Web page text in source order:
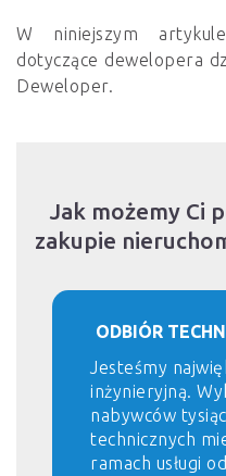
W niniejszym
dotyczące dewelopera
Deweloper.
Jak możemy Ci
zakupie
ODBIÓR
Jesteśmy
inżynieryjną.
nabywców
technicznych
ramach usługi